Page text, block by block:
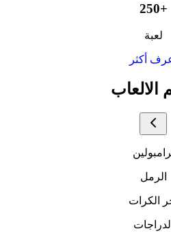
250+
لعبة
أكثر
الرمل
الكرات
الدراجات